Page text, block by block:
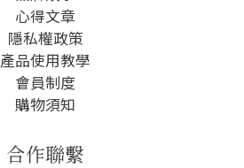
心得文章
隱私權政策
產品使用教學
會員制度
購物須知
合作聯繫